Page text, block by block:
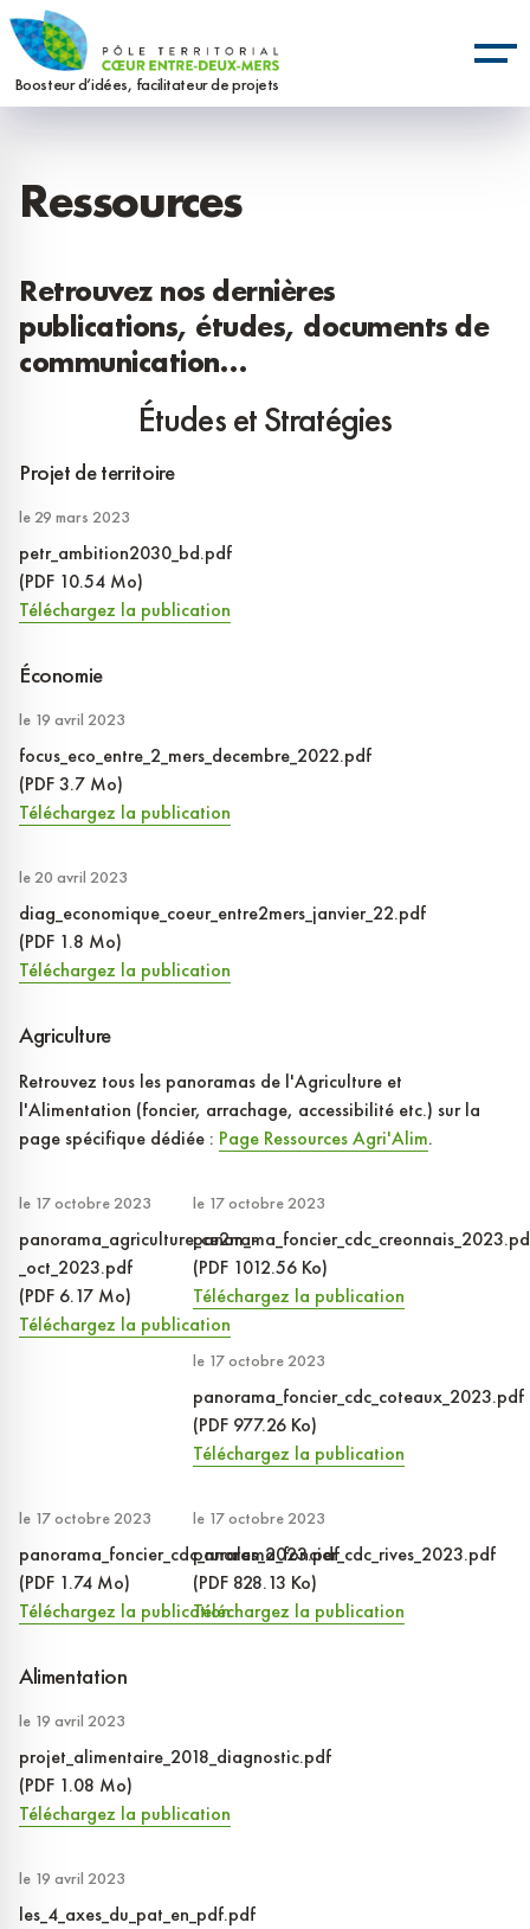
Aller
au
contenu
Boosteur d’idées, facilitateur de projets
Ressources
Retrouvez nos dernières
publications, études, documents de
communication…
Études et Stratégies
Projet de territoire
le 29 mars 2023
petr_ambition2030_bd.pdf
(PDF 10.54 Mo)
Téléchargez la publication
Économie
le 19 avril 2023
focus_eco_entre_2_mers_decembre_2022.pdf
(PDF 3.7 Mo)
Téléchargez la publication
le 20 avril 2023
diag_economique_coeur_entre2mers_janvier_22.pdf
(PDF 1.8 Mo)
Téléchargez la publication
Agriculture
Retrouvez tous les panoramas de l'Agriculture et
l'Alimentation (foncier, arrachage, accessibilité etc.) sur la
page spécifique dédiée : Page Ressources Agri'Alim.
le 17 octobre 2023
panorama_agriculture_ce2m_-
_oct_2023.pdf
(PDF 6.17 Mo)
Téléchargez la publication
le 17 octobre 2023
(PDF 1012.56 Ko)
Téléchargez la publication
le 17 octobre 2023
panorama_foncier_cdc_coteaux_2023.pdf
(PDF 977.26 Ko)
Téléchargez la publication
le 17 octobre 2023
panorama_foncier_cdc_rurales_2023.pdf
(PDF 1.74 Mo)
Téléchargez la publication
le 17 octobre 2023
panorama_foncier_cdc_rives_2023.pdf
(PDF 828.13 Ko)
Téléchargez la publication
Alimentation
le 19 avril 2023
projet_alimentaire_2018_diagnostic.pdf
(PDF 1.08 Mo)
Téléchargez la publication
le 19 avril 2023
les_4_axes_du_pat_en_pdf.pdf
Panneau de gestion des cookies